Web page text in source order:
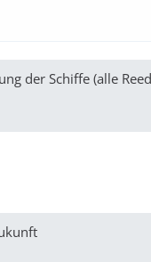
der Schiffe (alle